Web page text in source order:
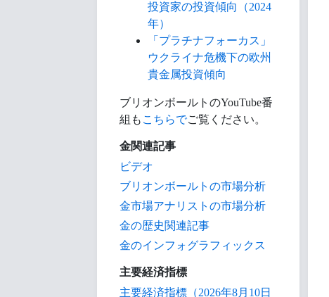
投資家の投資傾向（2024
年）
「プラチナフォーカス」
ウクライナ危機下の欧州
貴金属投資傾向
ブリオンボールトのYouTube番
組も こちらでご覧ください。
金関連記事
ビデオ
ブリオンボールトの市場分析
金市場アナリストの市場分析
金の歴史関連記事
金のインフォグラフィックス
主要経済指標
主要経済指標（2026年8月10日